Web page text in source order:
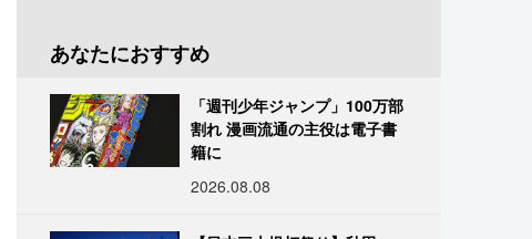
あなたにおすすめ
「週刊少年ジャンプ」100万部
割れ 漫画流通の主役は電子書
籍に
2026.08.08